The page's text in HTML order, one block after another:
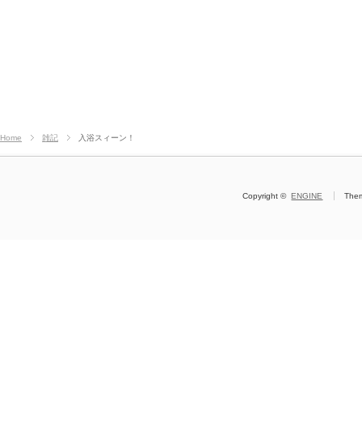
Home 雑記 入浴スィーン！
Copyright ©ENGINE